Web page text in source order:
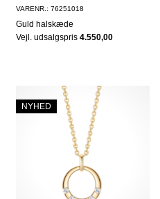
VARENR.: 76251018
Guld halskæde
Vejl. udsalgspris 4.550,00
NYHED